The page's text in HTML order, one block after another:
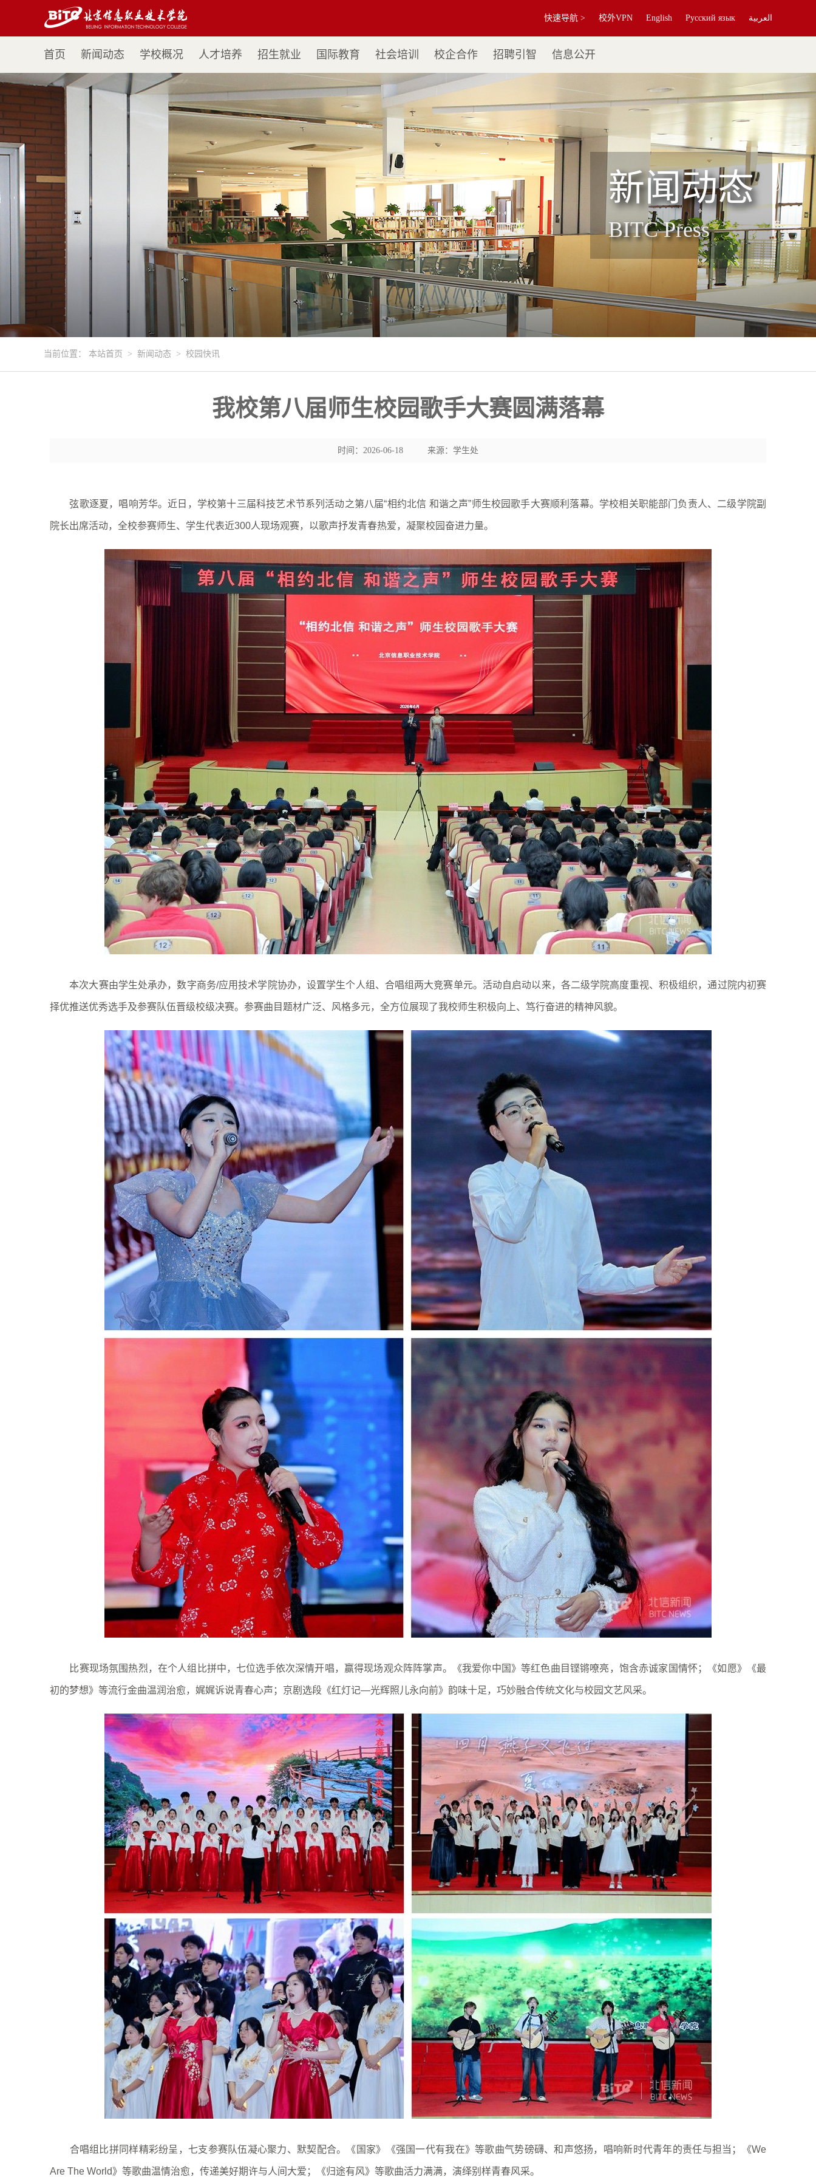
快速导航 > 校外VPN English Русский язык العربية
首页 新闻动态 学校概况 人才培养 招生就业 国际教育 社会培训 校企合作 招聘引智 信息公开
新闻动态
BITC Press
当前位置： 本站首页 > 新闻动态 > 校园快讯
我校第八届师生校园歌手大赛圆满落幕
时间：2026-06-18 来源：学生处
弦歌逐夏，唱响芳华。近日，学校第十三届科技艺术节系列活动之第八届“相约北信 和谐之声”师生校园歌手大赛顺利落幕。学校相关职能部门负责人、二级学院副
院长出席活动，全校参赛师生、学生代表近300人现场观赛，以歌声抒发青春热爱，凝聚校园奋进力量。
本次大赛由学生处承办，数字商务/应用技术学院协办，设置学生个人组、合唱组两大竞赛单元。活动自启动以来，各二级学院高度重视、积极组织，通过院内初赛
择优推送优秀选手及参赛队伍晋级校级决赛。参赛曲目题材广泛、风格多元，全方位展现了我校师生积极向上、笃行奋进的精神风貌。
比赛现场氛围热烈，在个人组比拼中，七位选手依次深情开唱，赢得现场观众阵阵掌声。《我爱你中国》等红色曲目铿锵嘹亮，饱含赤诚家国情怀；《如愿》《最
初的梦想》等流行金曲温润治愈，娓娓诉说青春心声；京剧选段《红灯记—光辉照儿永向前》韵味十足，巧妙融合传统文化与校园文艺风采。
合唱组比拼同样精彩纷呈，七支参赛队伍凝心聚力、默契配合。《国家》《强国一代有我在》等歌曲气势磅礴、和声悠扬，唱响新时代青年的责任与担当；《We
Are The World》等歌曲温情治愈，传递美好期许与人间大爱；《归途有风》等歌曲活力满满，演绎别样青春风采。